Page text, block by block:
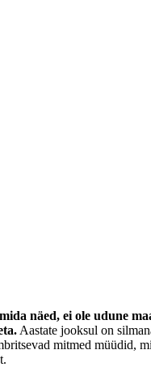
näed, ei ole udune
Aastate jooksul on
mitmed müüdid,